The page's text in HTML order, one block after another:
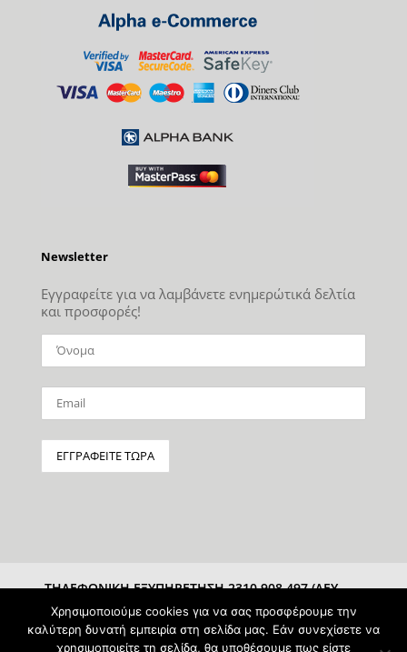
Newsletter
Εγγραφείτε για να λαμβάνετε ενημερώτικά δελτία
και προσφορές!
ΤΗΛΕΦΩΝΙΚΗ ΕΞΥΠΗΡΕΤΗΣΗ 2310 908 497 (ΔΕΥ-
ΣΑΒ 10:00-15:00)
Χρησιμοποιούμε cookies για να σας προσφέρουμε την
καλύτερη δυνατή εμπειρία στη σελίδα μας. Εάν συνεχίσετε να
χρησιμοποιείτε τη σελίδα, θα υποθέσουμε πως είστε